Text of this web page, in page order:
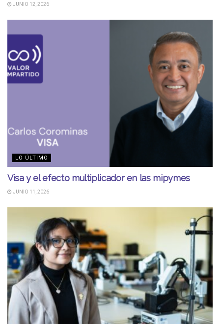
JUNIO 12, 2026
LO ÚLTIMO
Visa y el efecto multiplicador en las mipymes
JUNIO 11, 2026